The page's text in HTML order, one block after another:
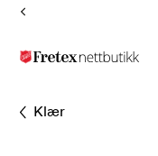
Tilbake
til
Klær